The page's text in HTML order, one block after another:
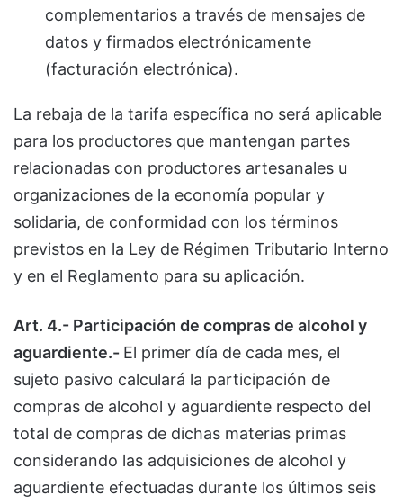
complementarios a través de mensajes de
datos y firmados electrónicamente
(facturación electrónica).
La rebaja de la tarifa específica no será aplicable
para los productores que mantengan partes
relacionadas con productores artesanales u
organizaciones de la economía popular y
solidaria, de conformidad con los términos
previstos en la Ley de Régimen Tributario Interno
y en el Reglamento para su aplicación.
Art. 4.- Participación de compras de alcohol y
aguardiente.- El primer día de cada mes, el
sujeto pasivo calculará la participación de
compras de alcohol y aguardiente respecto del
total de compras de dichas materias primas
considerando las adquisiciones de alcohol y
aguardiente efectuadas durante los últimos seis